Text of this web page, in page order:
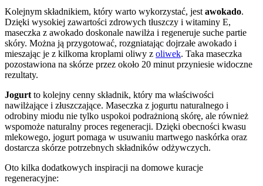
Kolejnym składnikiem, który warto wykorzystać, jest awokado.
Dzięki wysokiej zawartości zdrowych tłuszczy i witaminy E,
maseczka z awokado doskonale nawilża i regeneruje suche partie
skóry. Można ją przygotować, rozgniatając dojrzałe awokado i
mieszając je z kilkoma kroplami oliwy z oliwek. Taka maseczka
pozostawiona na skórze przez około 20 minut przyniesie widoczne
rezultaty.
Jogurt to kolejny cenny składnik, który ma właściwości
nawilżające i złuszczające. Maseczka z jogurtu naturalnego i
odrobiny miodu nie tylko uspokoi podrażnioną skórę, ale również
wspomoże naturalny proces regeneracji. Dzięki obecności kwasu
mlekowego, jogurt pomaga w usuwaniu martwego naskórka oraz
dostarcza skórze potrzebnych składników odżywczych.
Oto kilka dodatkowych inspiracji na domowe kuracje
regeneracyjne: